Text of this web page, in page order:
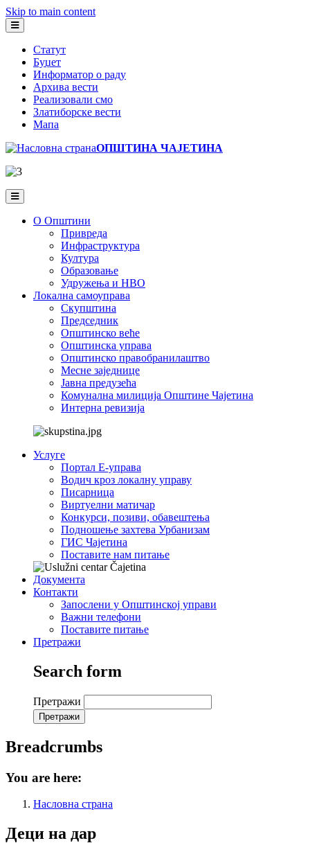
Skip to main content
Статут
Буџет
Информатор о раду
Архива вести
Реализовали смо
Златиборске вести
Мапа
ОПШТИНА ЧАЈЕТИНА
О Општини
Привреда
Инфраструктура
Култура
Образовање
Удружења и НВО
Локална самоуправа
Скупштина
Председник
Општинско веће
Општинска управа
Општинско правобранилаштво
Месне заједнице
Јавна предузећа
Комунална милиција Општине Чајетина
Интерна ревизија
Услуге
Портал Е-управа
Водич кроз локалну управу
Писарница
Виртуелни матичар
Конкурси, позиви, обавештења
Подношење захтева Урбанизам
ГИС Чајетина
Поставите нам питање
Документа
Контакти
Запослени у Општинској управи
Важни телефони
Поставите питање
Претражи
Search form
Претражи
Breadcrumbs
You are here:
Насловна страна
Деци на дар